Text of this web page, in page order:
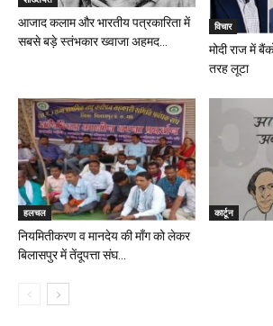
आजाद कलाम और भारतीय पत्रकारिता में
सबसे बड़े स्तंभकार ख्वाजा अहमद...
विचार
मोदी राज में
तरह लूटा
हलचल
नियमितीकरण व मानदेय की माँग को लेकर
बिलासपुर में तेंदूपत्ता संघ...
कार्टून